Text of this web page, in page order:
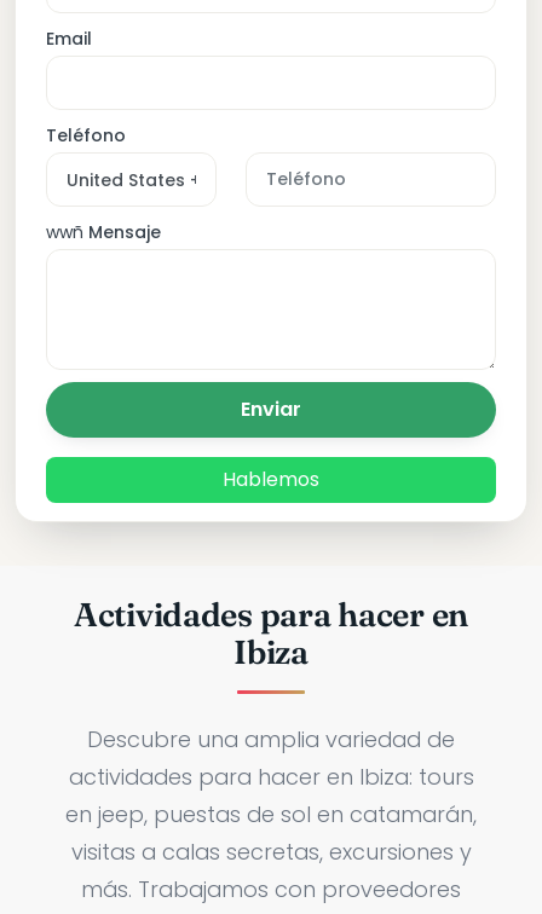
Email
Teléfono
wwñ Mensaje
Enviar
Hablemos
Actividades para hacer en
Ibiza
Descubre una amplia variedad de
actividades para hacer en Ibiza: tours
en jeep, puestas de sol en catamarán,
visitas a calas secretas, excursiones y
más. Trabajamos con proveedores